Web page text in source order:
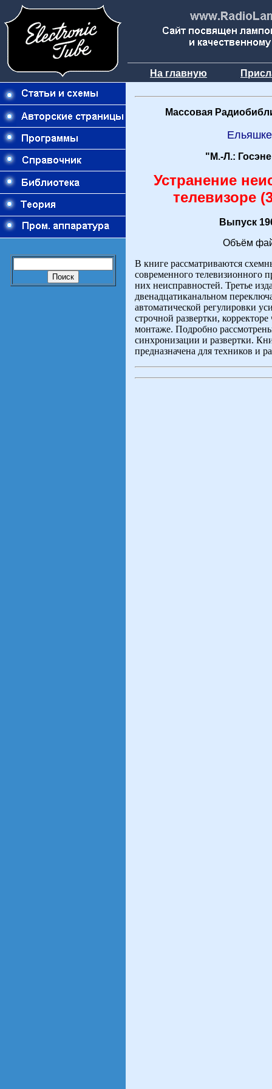
На главную
Массовая
"М.-Л.:
Устранение
телевизоре
Выпуск
Объём
В книге рассматриваются
современного телевизионного
них неисправностей. Третье
двенадцатиканальном
автоматической регулировки
строчной развертки,
монтаже. Подробно
синхронизации и развертки.
предназначена для техников и